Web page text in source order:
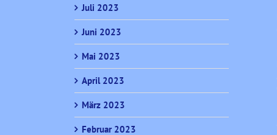
Juli 2023
Juni 2023
Mai 2023
April 2023
März 2023
Februar 2023